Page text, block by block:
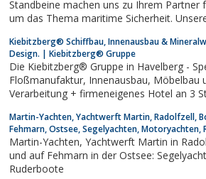
Standbeine machen uns zu Ihrem Partner
um das Thema maritime Sicherheit.
Kiebitzberg® Schiffbau, Innenausbau &
Design. | Kiebitzberg® Gruppe
Die Kiebitzberg® Gruppe in Havelberg -
Floßmanufaktur, Innenausbau, Möbelbau und Mineralwerkstoff-
Verarbeitung + firmeneigenes Hotel an 3
Martin-Yachten, Yachtwerft Martin, Radolfzell,
Fehmarn, Ostsee, Segelyachten, Motoryachten,
Martin-Yachten, Yachtwerft Martin in Radolfzell am Bodensee
und auf Fehmarn in der Ostsee: Segelyachten,
Ruderboote